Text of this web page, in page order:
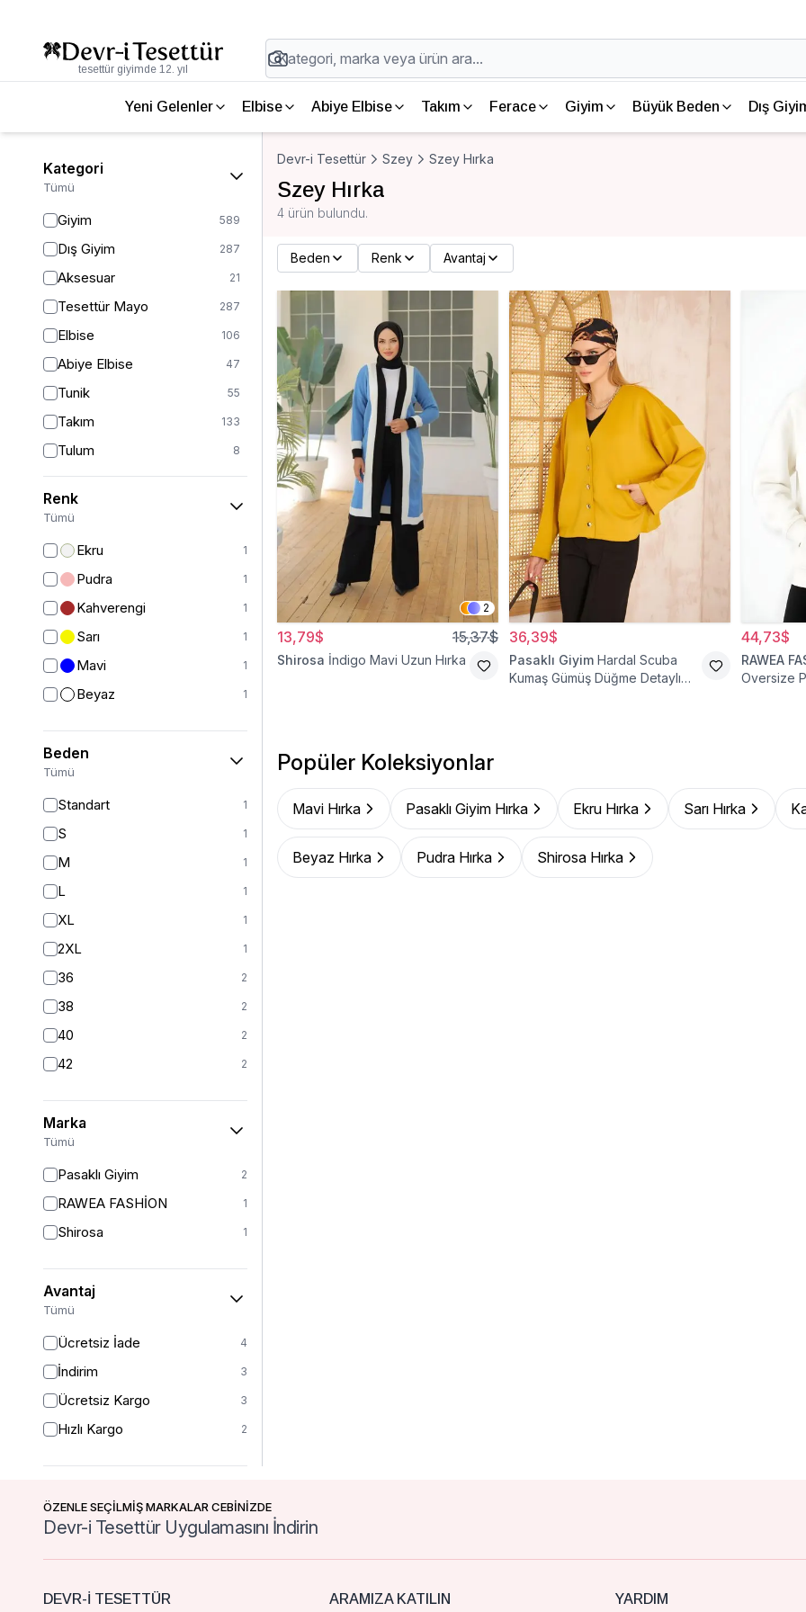
tesettür giyimde 12. yıl
Yeni Gelenler Elbise Abiye Elbise Takım Ferace Giyim Büyük Beden Dış
Kategori
Tümü
Giyim 589
Dış Giyim 287
Aksesuar 21
Tesettür Mayo 287
Elbise 106
Abiye Elbise 47
Tunik 55
Takım 133
Tulum 8
Pantolon 148
Etek 19
Trençkot 32
Hırka
Yelek
Ceket
Mont
Kız Çocuk Elbise
Kız Çocuk Giyim
Panço
Kaban
Tam Kapalı Mayo
Yarım Kapalı Mayo
Kız Çocuk Etek
Renk
Tümü
Ekru 1
Pudra 1
Kahverengi 1
Sarı 1
Mavi 1
Beyaz 1
Beden
Tümü
Standart 1
S 1
M 1
L 1
XL 1
2XL 1
36 2
38 2
40 2
42 2
Marka
Tümü
Pasaklı Giyim 2
RAWEA FASHİON 1
Shirosa 1
Avantaj
Tümü
Ücretsiz İade 4
İndirim 3
Ücretsiz Kargo 3
Hızlı Kargo 2
Devr-i Tesettür Szey Szey Hırka
Szey Hırka
4 ürün bulundu.
Beden Renk Avantaj
2
13,79$ 15,37$
Shirosa İndigo Mavi Uzun Hırka
36,39$
Pasaklı Giyim Hardal Scuba
Kumaş Gümüş Düğme Detaylı
44,73$
RAWEA
Oversize
Popüler Koleksiyonlar
Mavi Hırka Pasaklı Giyim Hırka Ekru Hırka Sarı Hırka
Beyaz Hırka Pudra Hırka Shirosa Hırka
ÖZENLE SEÇİLMİŞ MARKALAR CEBİNİZDE
Devr-i Tesettür Uygulamasını İndirin
DEVR-I TESETTÜR ARAMIZA KATILIN YARDIM